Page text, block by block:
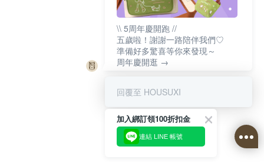
\\ 5周年慶開跑 //
五歲啦！謝謝一路陪伴我們♡
準備好多驚喜等你來發現～
周年慶開逛 →
回覆至 HOUSUXI
加入綁訂領100折扣金
連結 LINE 帳號